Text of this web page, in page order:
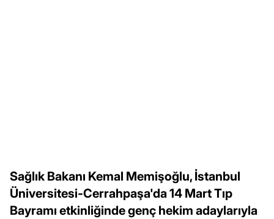
Sağlık Bakanı Kemal Memişoğlu, İstanbul
Üniversitesi-Cerrahpaşa'da 14 Mart Tıp
Bayramı etkinliğinde genç hekim adaylarıyla